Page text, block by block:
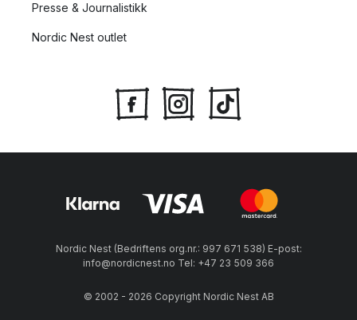
Presse & Journalistikk
Nordic Nest outlet
Nordic Nest (Bedriftens org.nr.: 997 671 538) E-post:
info@nordicnest.no Tel: +47 23 509 366
© 2002 - 2026 Copyright Nordic Nest AB